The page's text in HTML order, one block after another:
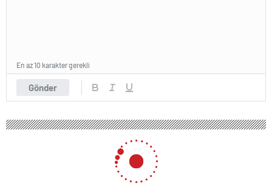
Gönder
En az 10 karakter gerekli